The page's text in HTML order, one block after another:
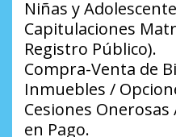
Niñas y
Capitulaciones
Registro Público).
Compra-Venta de
Inmuebles /
Cesiones
en Pago.